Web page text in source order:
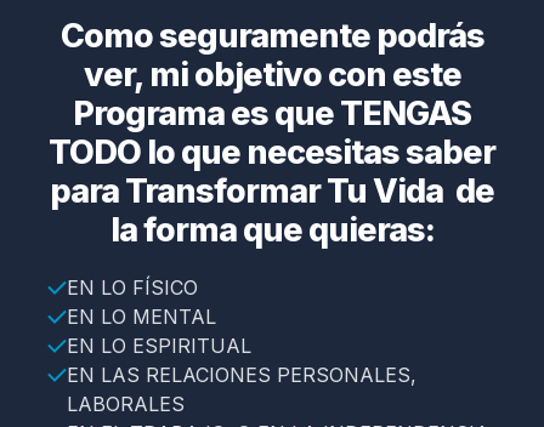
Como seguramente podrás
ver, mi objetivo con este
Programa es que TENGAS
TODO lo que necesitas saber
para Transformar Tu Vida de
la forma que quieras:
EN LO FÍSICO
EN LO MENTAL
EN LO ESPIRITUAL
EN LAS RELACIONES PERSONALES,
LABORALES